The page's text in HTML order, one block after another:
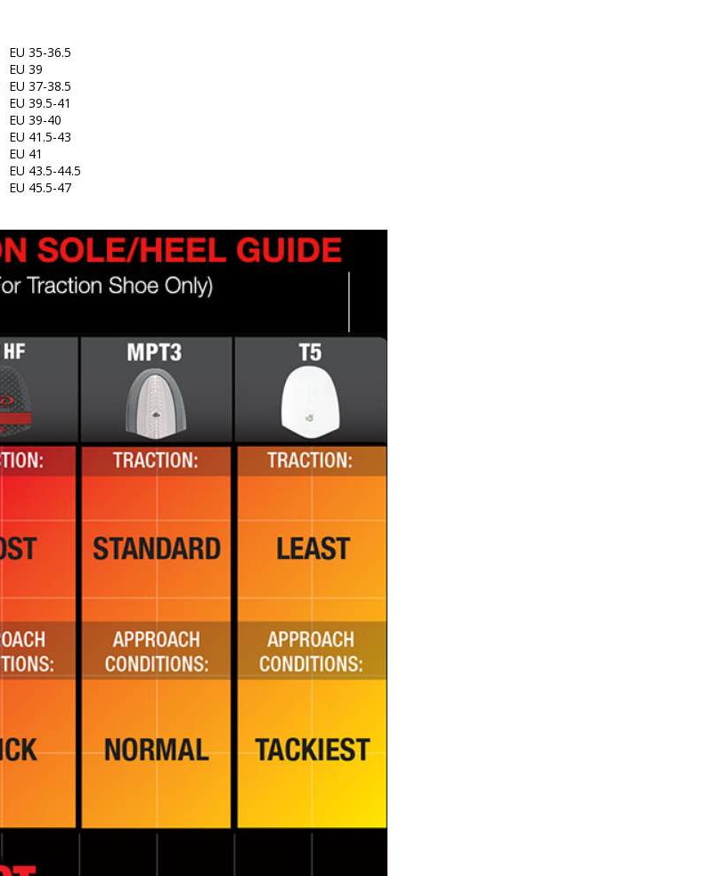
EU 35-36.5
EU 39
EU 37-38.5
EU 39.5-41
EU 39-40
EU 41.5-43
EU 41
EU 43.5-44.5
EU 45.5-47